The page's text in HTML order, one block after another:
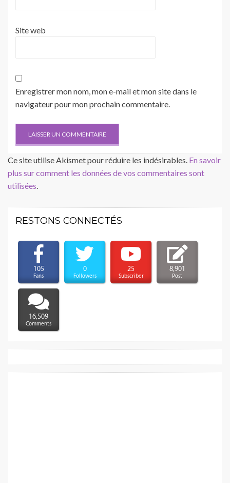
Site web
Enregistrer mon nom, mon e-mail et mon site dans le
navigateur pour mon prochain commentaire.
Ce site utilise Akismet pour réduire les indésirables. En savoir
plus sur comment les données de vos commentaires sont
utilisées.
RESTONS CONNECTÉS
105
Fans
0
Followers
25
Subscriber
8,901
Post
16,509
Comments